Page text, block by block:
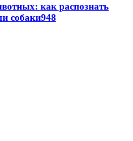
как распознать
собаки948